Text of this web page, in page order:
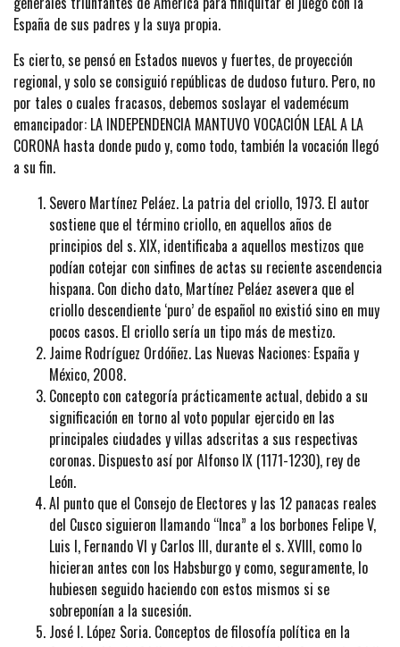
España de sus padres y la suya propia.
Es cierto, se pensó en Estados nuevos y fuertes, de proyección
regional, y solo se consiguió repúblicas de dudoso futuro. Pero, no
por tales o cuales fracasos, debemos soslayar el vademécum
emancipador: LA INDEPENDENCIA MANTUVO VOCACIÓN LEAL A LA
CORONA hasta donde pudo y, como todo, también la vocación llegó
a su fin.
Severo Martínez Peláez. La patria del criollo, 1973. El autor
sostiene que el término criollo, en aquellos años de
principios del s. XIX, identificaba a aquellos mestizos que
podían cotejar con sinfines de actas su reciente ascendencia
hispana. Con dicho dato, Martínez Peláez asevera que el
criollo descendiente ‘puro’ de español no existió sino en muy
pocos casos. El criollo sería un tipo más de mestizo.
Jaime Rodríguez Ordóñez. Las Nuevas Naciones: España y
México, 2008.
Concepto con categoría prácticamente actual, debido a su
significación en torno al voto popular ejercido en las
principales ciudades y villas adscritas a sus respectivas
coronas. Dispuesto así por Alfonso IX (1171-1230), rey de
León.
Al punto que el Consejo de Electores y las 12 panacas reales
del Cusco siguieron llamando “Inca” a los borbones Felipe V,
Luis I, Fernando VI y Carlos III, durante el s. XVIII, como lo
hicieran antes con los Habsburgo y como, seguramente, lo
hubiesen seguido haciendo con estos mismos si se
sobreponían a la sucesión.
José I. López Soria. Conceptos de filosofía política en la